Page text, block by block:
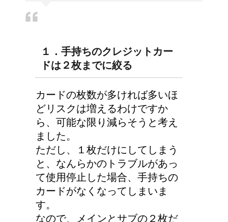
エビ水槽の掃除の仕方
！
顔にできた脂肪の粒は何
者？原因と対策
詳しく知りたい！イギリ
ス式の食事マナー
１．手持ちのクレジットカー
ドは２枚までに絞る
カードの枚数が多ければ多いほ
どリスクは増えるわけですか
ら、可能な限り減らそうと考え
ました。
ただし、１枚だけにしてしまう
と、なんらかのトラブルがあっ
て使用停止した場合、手持ちの
カードがなくなってしまいま
す。
なので、メインとサブの２枚だ